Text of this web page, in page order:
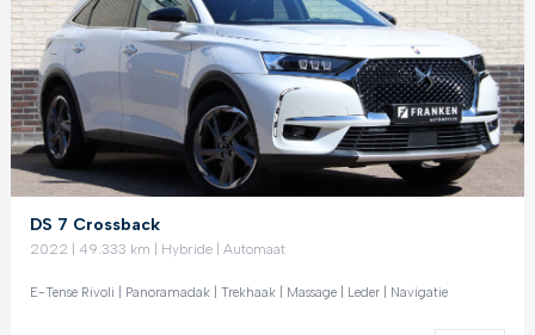
DS 7 Crossback
2022 | 49.333 km | Hybride | Automaat
E-Tense Rivoli | Panoramadak | Trekhaak | Massage | Leder | Navigatie